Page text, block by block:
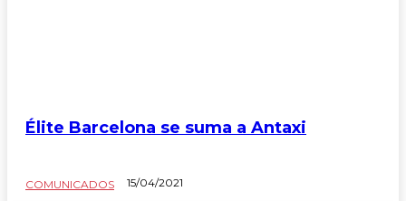
Élite Barcelona se suma a Antaxi
COMUNICADOS 15/04/2021